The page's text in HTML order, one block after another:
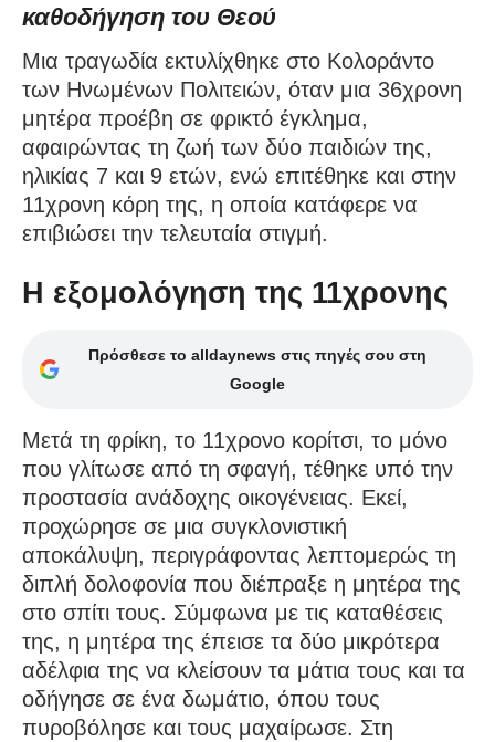
καθοδήγηση του Θεού
Μια τραγωδία εκτυλίχθηκε στο Κολοράντο
των Ηνωμένων Πολιτειών, όταν μια 36χρονη
μητέρα προέβη σε φρικτό έγκλημα,
αφαιρώντας τη ζωή των δύο παιδιών της,
ηλικίας 7 και 9 ετών, ενώ επιτέθηκε και στην
11χρονη κόρη της, η οποία κατάφερε να
επιβιώσει την τελευταία στιγμή.
Η εξομολόγηση της 11χρονης
Πρόσθεσε το alldaynews στις πηγές σου στη
Google
Μετά τη φρίκη, το 11χρονο κορίτσι, το μόνο
που γλίτωσε από τη σφαγή, τέθηκε υπό την
προστασία ανάδοχης οικογένειας. Εκεί,
προχώρησε σε μια συγκλονιστική
αποκάλυψη, περιγράφοντας λεπτομερώς τη
διπλή δολοφονία που διέπραξε η μητέρα της
στο σπίτι τους. Σύμφωνα με τις καταθέσεις
της, η μητέρα της έπεισε τα δύο μικρότερα
αδέλφια της να κλείσουν τα μάτια τους και τα
οδήγησε σε ένα δωμάτιο, όπου τους
πυροβόλησε και τους μαχαίρωσε. Στη